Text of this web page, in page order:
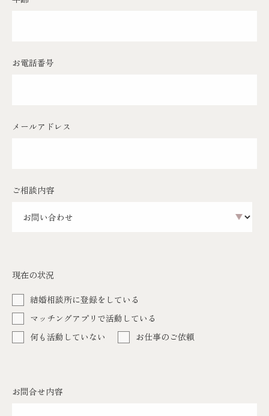
お電話番号
メールアドレス
ご相談内容
現在の状況
結婚相談所に登録をしている
マッチングアプリで活動している
何も活動していない
お仕事のご依頼
お問合せ内容